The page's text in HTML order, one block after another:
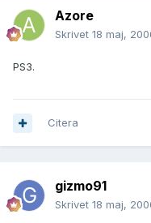
Azore
Skrivet 18 maj,
PS3.
Citera
gizmo91
Skrivet 18 maj,